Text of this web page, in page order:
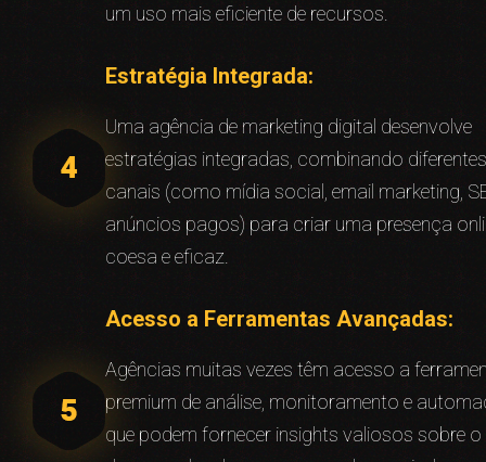
um uso mais eficiente de recursos.
Estratégia Integrada:
Uma agência de marketing digital desenvolve
estratégias integradas, combinando diferentes
canais (como mídia social, email marketing,
anúncios pagos) para criar uma presença
coesa e eficaz.
Acesso a Ferramentas Avançadas:
Agências muitas vezes têm acesso a
premium de análise, monitoramento e
que podem fornecer insights valiosos sobre o